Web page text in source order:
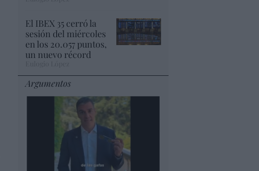
El IBEX 35 cerró la
sesión del miércoles
en los 20.057 puntos,
un nuevo récord
Argumentos